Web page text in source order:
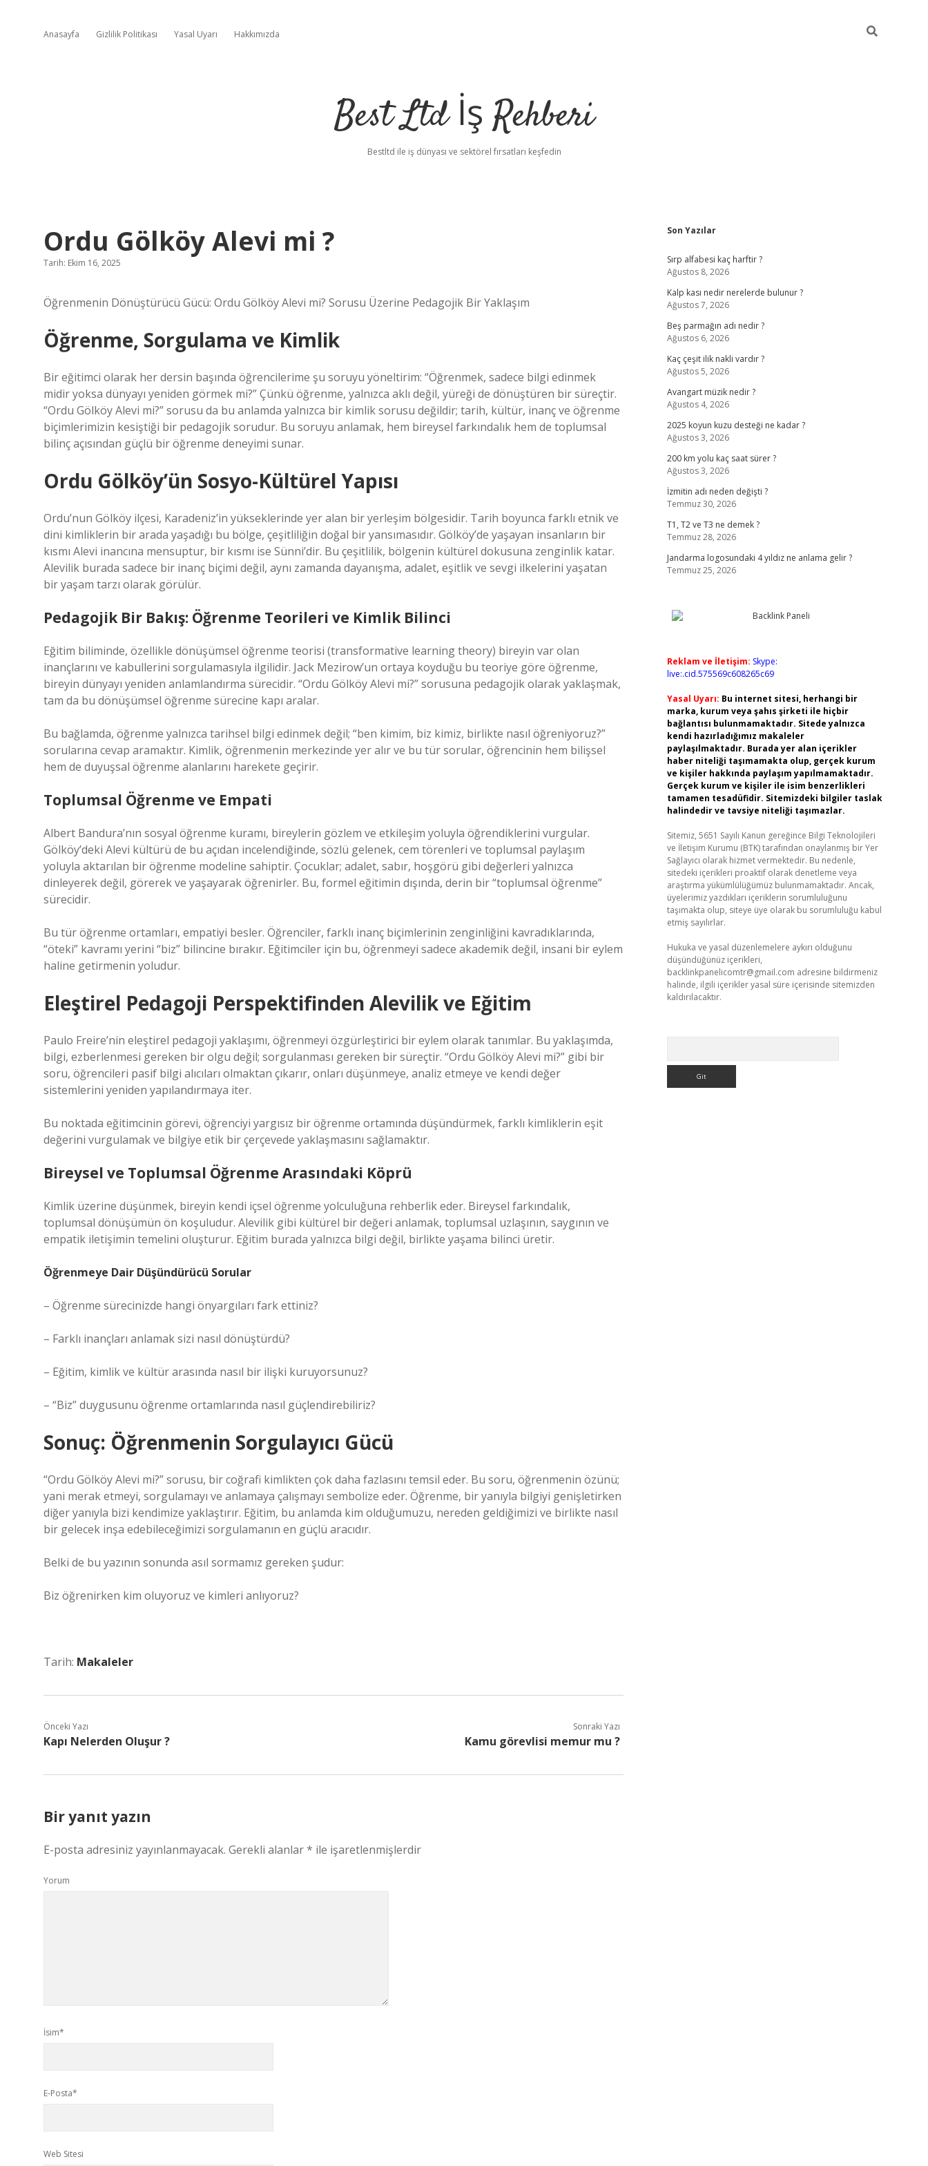
Anasayfa Gizlilik Politikası Yasal Uyarı Hakkımızda
Best Ltd İş Rehberi
Bestltd ile iş dünyası ve sektörel fırsatları keşfedin
Ordu Gölköy Alevi mi ?
Tarih: Ekim 16, 2025
Öğrenmenin Dönüştürücü Gücü: Ordu Gölköy Alevi mi? Sorusu Üzerine Pedagojik Bir Yaklaşım
Öğrenme, Sorgulama ve Kimlik
Bir eğitimci olarak her dersin başında öğrencilerime şu soruyu yöneltirim: “Öğrenmek, sadece bilgi edinmek
midir yoksa dünyayı yeniden görmek mi?” Çünkü öğrenme, yalnızca aklı değil, yüreği de dönüştüren bir süreçtir.
“Ordu Gölköy Alevi mi?” sorusu da bu anlamda yalnızca bir kimlik sorusu değildir; tarih, kültür, inanç ve öğrenme
biçimlerimizin kesiştiği bir pedagojik sorudur. Bu soruyu anlamak, hem bireysel farkındalık hem de toplumsal
bilinç açısından güçlü bir öğrenme deneyimi sunar.
Ordu Gölköy’ün Sosyo-Kültürel Yapısı
Ordu’nun Gölköy ilçesi, Karadeniz’in yükseklerinde yer alan bir yerleşim bölgesidir. Tarih boyunca farklı etnik ve
dini kimliklerin bir arada yaşadığı bu bölge, çeşitliliğin doğal bir yansımasıdır. Gölköy’de yaşayan insanların bir
kısmı Alevi inancına mensuptur, bir kısmı ise Sünni’dir. Bu çeşitlilik, bölgenin kültürel dokusuna zenginlik katar.
Alevilik burada sadece bir inanç biçimi değil, aynı zamanda dayanışma, adalet, eşitlik ve sevgi ilkelerini yaşatan
bir yaşam tarzı olarak görülür.
Pedagojik Bir Bakış: Öğrenme Teorileri ve Kimlik Bilinci
Eğitim biliminde, özellikle dönüşümsel öğrenme teorisi (transformative learning theory) bireyin var olan
inançlarını ve kabullerini sorgulamasıyla ilgilidir. Jack Mezirow’un ortaya koyduğu bu teoriye göre öğrenme,
bireyin dünyayı yeniden anlamlandırma sürecidir. “Ordu Gölköy Alevi mi?” sorusuna pedagojik olarak yaklaşmak,
tam da bu dönüşümsel öğrenme sürecine kapı aralar.
Bu bağlamda, öğrenme yalnızca tarihsel bilgi edinmek değil; “ben kimim, biz kimiz, birlikte nasıl öğreniyoruz?”
sorularına cevap aramaktır. Kimlik, öğrenmenin merkezinde yer alır ve bu tür sorular, öğrencinin hem bilişsel
hem de duyuşsal öğrenme alanlarını harekete geçirir.
Toplumsal Öğrenme ve Empati
Albert Bandura’nın sosyal öğrenme kuramı, bireylerin gözlem ve etkileşim yoluyla öğrendiklerini vurgular.
Gölköy’deki Alevi kültürü de bu açıdan incelendiğinde, sözlü gelenek, cem törenleri ve toplumsal paylaşım
yoluyla aktarılan bir öğrenme modeline sahiptir. Çocuklar; adalet, sabır, hoşgörü gibi değerleri yalnızca
dinleyerek değil, görerek ve yaşayarak öğrenirler. Bu, formel eğitimin dışında, derin bir “toplumsal öğrenme”
sürecidir.
Bu tür öğrenme ortamları, empatiyi besler. Öğrenciler, farklı inanç biçimlerinin zenginliğini kavradıklarında,
“öteki” kavramı yerini “biz” bilincine bırakır. Eğitimciler için bu, öğrenmeyi sadece akademik değil, insani bir eylem
haline getirmenin yoludur.
Eleştirel Pedagoji Perspektifinden Alevilik ve Eğitim
Paulo Freire’nin eleştirel pedagoji yaklaşımı, öğrenmeyi özgürleştirici bir eylem olarak tanımlar. Bu yaklaşımda,
bilgi, ezberlenmesi gereken bir olgu değil; sorgulanması gereken bir süreçtir. “Ordu Gölköy Alevi mi?” gibi bir
soru, öğrencileri pasif bilgi alıcıları olmaktan çıkarır, onları düşünmeye, analiz etmeye ve kendi değer
sistemlerini yeniden yapılandırmaya iter.
Bu noktada eğitimcinin görevi, öğrenciyi yargısız bir öğrenme ortamında düşündürmek, farklı kimliklerin eşit
değerini vurgulamak ve bilgiye etik bir çerçevede yaklaşmasını sağlamaktır.
Bireysel ve Toplumsal Öğrenme Arasındaki Köprü
Kimlik üzerine düşünmek, bireyin kendi içsel öğrenme yolculuğuna rehberlik eder. Bireysel farkındalık,
toplumsal dönüşümün ön koşuludur. Alevilik gibi kültürel bir değeri anlamak, toplumsal uzlaşının, saygının ve
empatik iletişimin temelini oluşturur. Eğitim burada yalnızca bilgi değil, birlikte yaşama bilinci üretir.
Öğrenmeye Dair Düşündürücü Sorular
– Öğrenme sürecinizde hangi önyargıları fark ettiniz?
– Farklı inançları anlamak sizi nasıl dönüştürdü?
– Eğitim, kimlik ve kültür arasında nasıl bir ilişki kuruyorsunuz?
– “Biz” duygusunu öğrenme ortamlarında nasıl güçlendirebiliriz?
Sonuç: Öğrenmenin Sorgulayıcı Gücü
“Ordu Gölköy Alevi mi?” sorusu, bir coğrafi kimlikten çok daha fazlasını temsil eder. Bu soru, öğrenmenin özünü;
yani merak etmeyi, sorgulamayı ve anlamaya çalışmayı sembolize eder. Öğrenme, bir yanıyla bilgiyi genişletirken
diğer yanıyla bizi kendimize yaklaştırır. Eğitim, bu anlamda kim olduğumuzu, nereden geldiğimizi ve birlikte nasıl
bir gelecek inşa edebileceğimizi sorgulamanın en güçlü aracıdır.
Belki de bu yazının sonunda asıl sormamız gereken şudur:
Biz öğrenirken kim oluyoruz ve kimleri anlıyoruz?
Tarih: Makaleler
Önceki Yazı
Kapı Nelerden Oluşur ?
Sonraki Yazı
Kamu görevlisi memur mu ?
Bir yanıt yazın
E-posta adresiniz yayınlanmayacak. Gerekli alanlar* ile işaretlenmişlerdir
Yorum
İsim*
E-Posta*
Web Sitesi
Sidebar
Son Yazılar
Sırp alfabesi kaç harftir ?
Ağustos 8, 2026
Kalp kası nedir nerelerde bulunur ?
Ağustos 7, 2026
Beş parmağın adı nedir ?
Ağustos 6, 2026
Kaç çeşit ilik nakli vardır ?
Ağustos 5, 2026
Avangart müzik nedir ?
Ağustos 4, 2026
2025 koyun kuzu desteği ne kadar ?
Ağustos 3, 2026
200 km yolu kaç saat sürer ?
Ağustos 3, 2026
İzmitin adı neden değişti ?
Temmuz 30, 2026
T1, T2 ve T3 ne demek ?
Temmuz 28, 2026
Jandarma logosundaki 4 yıldız ne anlama gelir ?
Temmuz 25, 2026
Reklam ve İletişim: Skype:
live:.cid.575569c608265c69
Yasal Uyarı: Bu internet sitesi, herhangi bir
marka, kurum veya şahıs şirketi ile hiçbir
bağlantısı bulunmamaktadır. Sitede yalnızca
kendi hazırladığımız makaleler
paylaşılmaktadır. Burada yer alan içerikler
haber niteliği taşımamakta olup, gerçek kurum
ve kişiler hakkında paylaşım yapılmamaktadır.
Gerçek kurum ve kişiler ile isim benzerlikleri
tamamen tesadüfidir. Sitemizdeki bilgiler taslak
halindedir ve tavsiye niteliği taşımazlar.
Sitemiz, 5651 Sayılı Kanun gereğince Bilgi Teknolojileri
ve İletişim Kurumu (BTK) tarafından onaylanmış bir Yer
Sağlayıcı olarak hizmet vermektedir. Bu nedenle,
sitedeki içerikleri proaktif olarak denetleme veya
araştırma yükümlülüğümüz bulunmamaktadır. Ancak,
üyelerimiz yazdıkları içeriklerin sorumluluğunu
taşımakta olup, siteye üye olarak bu sorumluluğu kabul
etmiş sayılırlar.
Hukuka ve yasal düzenlemelere aykırı olduğunu
düşündüğünüz içerikleri,
backlinkpanelicomtr@gmail.com adresine bildirmeniz
halinde, ilgili içerikler yasal süre içerisinde sitemizden
kaldırılacaktır.